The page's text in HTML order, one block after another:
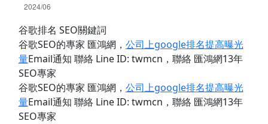
谷歌排名 SEO關鍵詞
谷歌SEO的專家 匯鴻網 ， 公司上google排名提高曝光
量Email通知 聯絡 Line ID: twmcn ，聯絡 匯鴻網13年
SEO專家
谷歌SEO的專家 匯鴻網 ， 公司上google排名提高曝光
量Email通知 聯絡 Line ID: twmcn ，聯絡 匯鴻網13年
SEO專家